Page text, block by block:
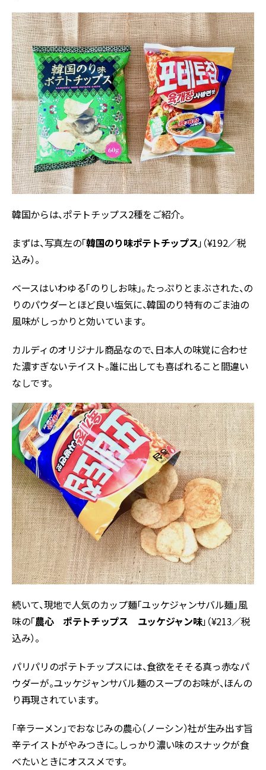
韓国からは、ポテトチップス2種をご紹介。
まずは、写真左の「韓国のり味ポテトチップス」（¥192／税
込み）。
ベースはいわゆる「のりしお味」。たっぷりとまぶされた、の
りのパウダーとほど良い塩気に、韓国のり特有のごま油の
風味がしっかりと効いています。
カルディのオリジナル商品なので、日本人の味覚に合わせ
た濃すぎないテイスト。誰に出しても喜ばれること間違い
なしです。
続いて、現地で人気のカップ麺「ユッケジャンサバル麺」風
味の「農心 ポテトチップス ユッケジャン味」（¥213／税
込み）。
パリパリのポテトチップスには、食欲をそそる真っ赤なパ
ウダーが。ユッケジャンサバル麺のスープのお味が、ほんの
り再現されています。
「辛ラーメン」でおなじみの農心（ノーシン）社が生み出す旨
辛テイストがやみつきに。しっかり濃い味のスナックが食
べたいときにオススメです。